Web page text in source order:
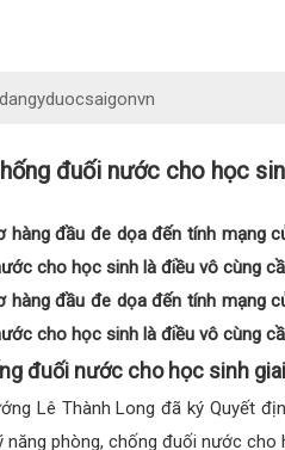
đuối nước cho học
đầu đe dọa đến tính mạng
cho học sinh là điều vô cùng
đầu đe dọa đến tính mạng
cho học sinh là điều vô cùng
đuối nước cho học sinh
Lê Thành Long đã ký Quyết
phòng, chống đuối nước cho